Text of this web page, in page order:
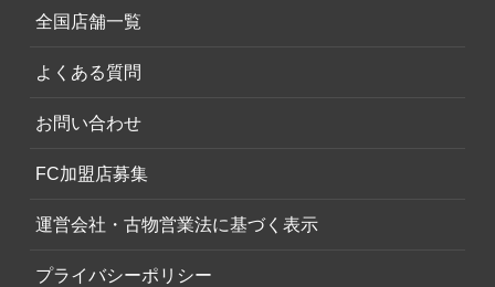
全国店舗一覧
よくある質問
お問い合わせ
FC加盟店募集
運営会社・古物営業法に基づく表示
プライバシーポリシー